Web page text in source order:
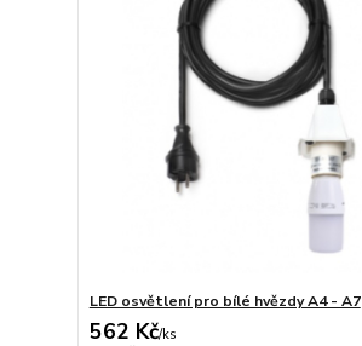
LED osvětlení pro bílé hvězdy A4 - A7
562 Kč/ks